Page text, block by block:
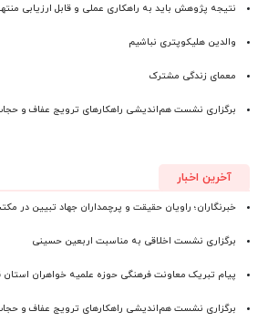
نتیجه پژوهش باید به راهکاری عملی و قابل ارزیابی
والدین هلیکوپتری نباشیم
معمای زندگی مشترک
برگزاری نشست هم‌اندیشی راهکارهای ترویج عفاف و
آخرین اخبار
خبرنگاران؛ راویان حقیقت و پرچمداران جهاد تبیین در
برگزاری نشست اخلاقی به مناسبت اربعین حسینی
پیام تبریک معاونت فرهنگی حوزه علمیه خواهران استان
برگزاری نشست هم‌اندیشی راهکارهای ترویج عفاف و